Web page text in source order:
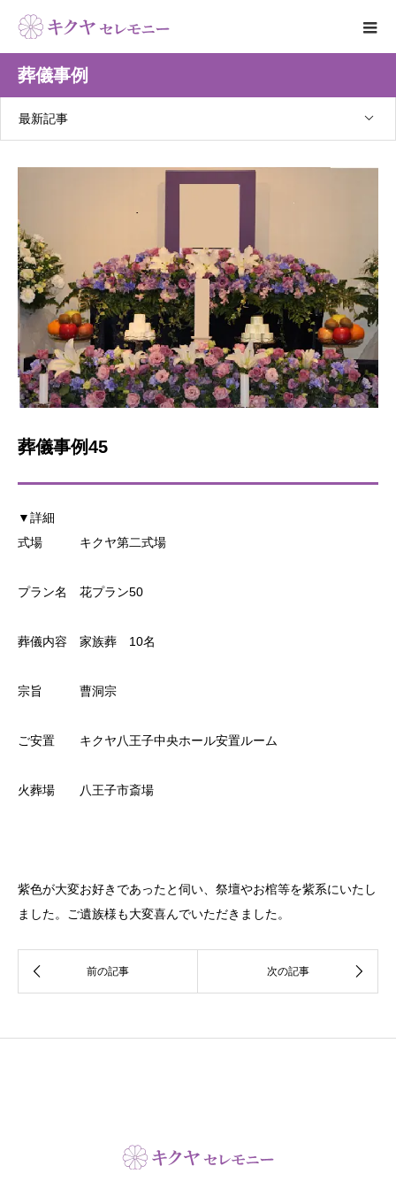
葬儀事例
最新記事
葬儀事例45
▼詳細
式場 キクヤ第二式場
プラン名 花プラン50
葬儀内容 家族葬 10名
宗旨 曹洞宗
ご安置 キクヤ八王子中央ホール安置ルーム
火葬場 八王子市斎場
紫色が大変お好きであったと伺い、祭壇やお棺等を紫系にいたし
ました。ご遺族様も大変喜んでいただきました。